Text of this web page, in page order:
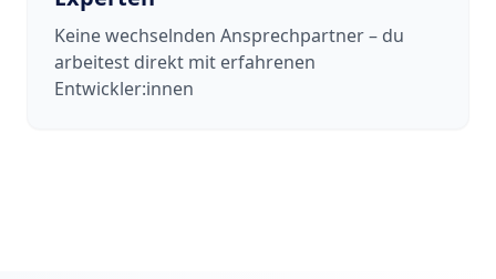
Keine wechselnden Ansprechpartner – du
arbeitest direkt mit erfahrenen
Entwickler:innen